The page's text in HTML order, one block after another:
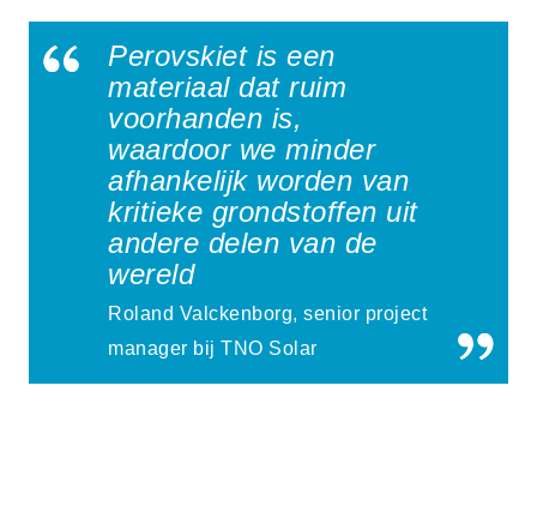
Perovskiet is een
materiaal dat ruim
voorhanden is,
waardoor we minder
afhankelijk worden van
kritieke grondstoffen uit
andere delen van de
wereld
Roland Valckenborg, senior project
manager bij TNO Solar